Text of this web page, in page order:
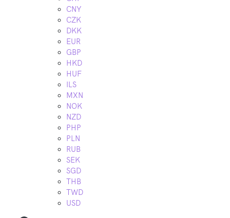
CNY
CZK
DKK
EUR
GBP
HKD
HUF
ILS
MXN
NOK
NZD
PHP
PLN
RUB
SEK
SGD
THB
TWD
USD